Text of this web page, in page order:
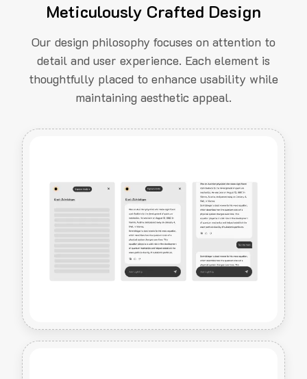
Meticulously Crafted Design
Our design philosophy focuses on attention to
detail and user experience. Each element is
thoughtfully placed to enhance usability while
maintaining aesthetic appeal.